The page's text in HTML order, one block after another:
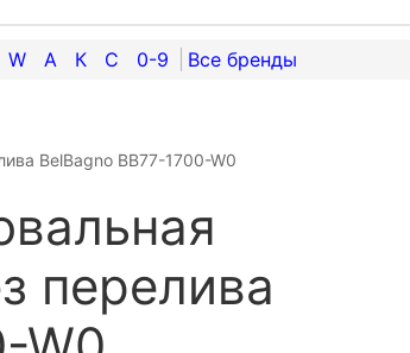
W А К С 0-9
BelBagno BB77-1700-W0
перелива